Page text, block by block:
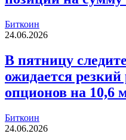
Биткоин
24.06.2026
В пятницу
ожидается резкий
опционов на 10,6
Биткоин
24.06.2026